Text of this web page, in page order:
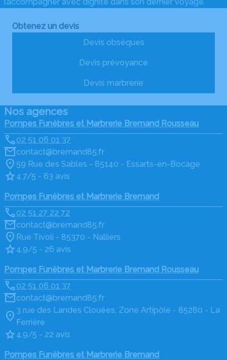
Obtenez un devis
Devis obsèques
Devis prévoyance
Devis marbrerie
Nos agences
Pompes Funèbres et Marbrerie Bremand Rousseau
02 51 06 01 37
contact@bremand85.fr
59 Rue des Sables - 85140 - Essarts-en-Bocage
4.7/5 - 63 avis
Pompes Funèbres et Marbrerie Bremand
02 51 27 22 72
contact@bremand85.fr
Rue Tivoli - 85370 - Nalliers
4.9/5 - 26 avis
Pompes Funèbres et Marbrerie Bremand Rousseau
02 51 06 01 37
contact@bremand85.fr
3 rue des Landes Clouées, Zone Artipôle - 85280 - La
Ferrière
4.9/5 - 22 avis
Pompes Funèbres et Marbrerie Bremand